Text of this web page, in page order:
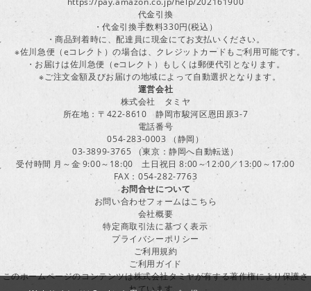
代金引換
・代金引換手数料330円(税込）
・商品到着時に、配達員に現金にてお支払いください。
※佐川急便（eコレクト）の場合は、クレジットカードもご利用可能です。
・お届けは佐川急便（eコレクト）もしくは郵便代引となります。
※ご注文金額及びお届けの地域によって自動選択となります。
運営会社
株式会社 タミヤ
所在地：〒422-8610 静岡市駿河区恩田原3-7
電話番号
054-283-0003 （静岡）
03-3899-3765 （東京：静岡へ自動転送）
受付時間 月～金 9:00～18:00 土日祝日 8:00～12:00／13:00～17:00
FAX：054-282-7763
お問合せについて
お問い合わせフォームはこちら
会社概要
特定商取引法に基づく表示
プライバシーポリシー
ご利用規約
ご利用ガイド
このホームページのコンテンツは株式会社タミヤが有する著作権により保護さ
れています。